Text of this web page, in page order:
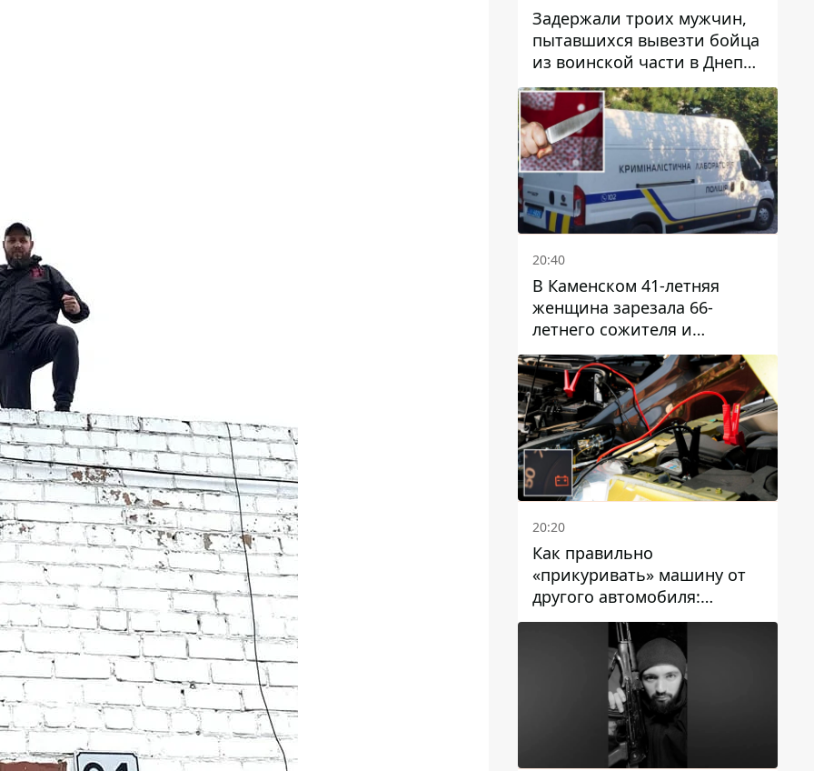
Задержали троих мужчин,
пытавшихся вывезти бойца
из воинской части в Днепр
за 7 тысяч долларов: среди
них был врач
20:40
В Каменском 41-летняя
женщина зарезала 66-
летнего сожителя и
пыталась обмануть
полицейских
20:20
Как правильно
«прикуривать» машину от
другого автомобиля:
инструкция для водителей